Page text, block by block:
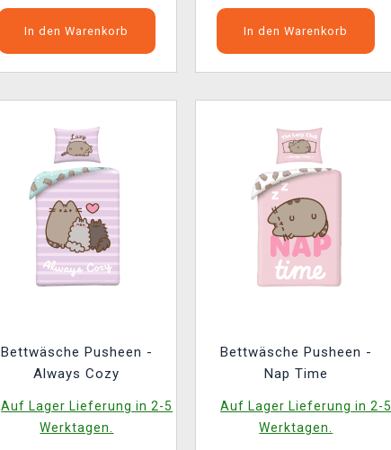
In den Warenkorb In den Warenkorb
Bettwäsche Pusheen -
Always Cozy
Auf Lager Lieferung in 2-5
Werktagen.
Bettwäsche Pusheen -
Nap Time
Auf Lager Lieferung in 2-5
Werktagen.